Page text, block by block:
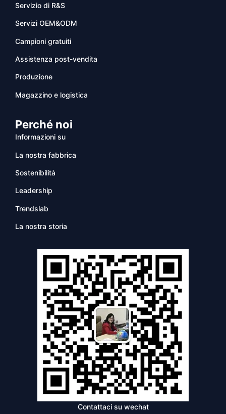
Servizio di R&S
Servizi OEM&ODM
Campioni gratuiti
Assistenza post-vendita
Produzione
Magazzino e logistica
Perché noi
Informazioni su
La nostra fabbrica
Sostenibilità
Leadership
Trendslab
La nostra storia
Contattaci su wechat